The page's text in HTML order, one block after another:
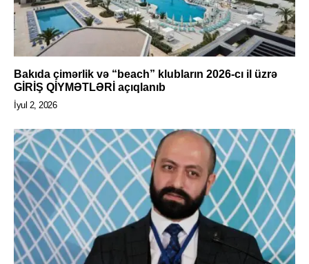
Bakıda çimərlik və “beach” klubların 2026-cı il üzrə
GİRİŞ QİYMƏTLƏRİ açıqlanıb
İyul 2, 2026